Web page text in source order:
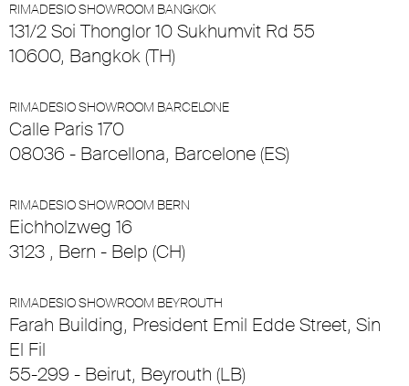
RIMADESIO SHOWROOM BANGKOK
131/2 Soi Thonglor 10 Sukhumvit Rd 55
10600, Bangkok (TH)
RIMADESIO SHOWROOM BARCELONE
Calle Paris 170
08036 - Barcellona, Barcelone (ES)
RIMADESIO SHOWROOM BERN
Eichholzweg 16
3123 , Bern - Belp (CH)
RIMADESIO SHOWROOM BEYROUTH
Farah Building, President Emil Edde Street, Sin
El Fil
55-299 - Beirut, Beyrouth (LB)